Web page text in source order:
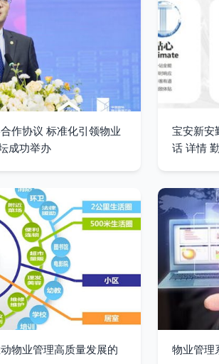
作协议 标准化引领物业
成功举办
宝安新安
话 详情
物业管理高质量发展的
物业管理